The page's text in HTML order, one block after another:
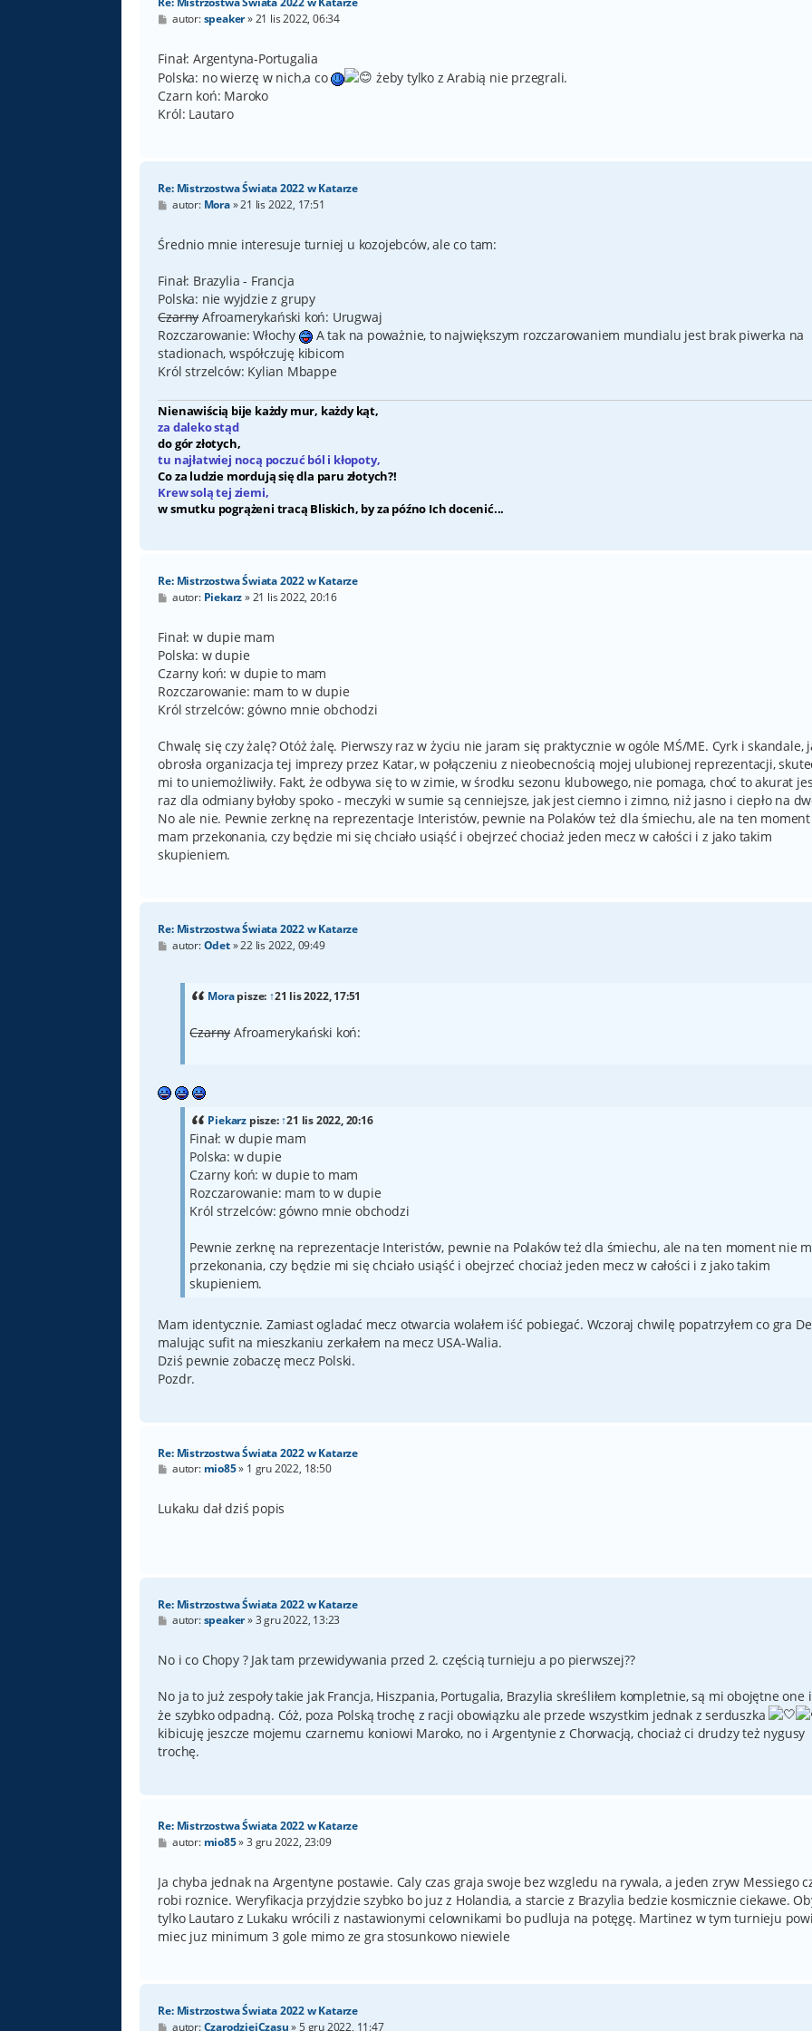
P
t
autor:speaker»21 lis 2022, 06:34
Finał: Argentyna-Portugalia
Polska: no wierzę w nich,a co
żeby tylko z Arabią nie przegrali.
Czarn koń: Maroko
Król: Lautaro
Re: Mistrzostwa Świata 2022 w Katarze
P
t
autor: Mora»21 lis 2022, 17:51
Średnio mnie interesuje turniej u kozojebców, ale co tam:
Finał: Brazylia - Francja
Polska: nie wyjdzie z grupy
CzarnyAfroamerykański koń: Urugwaj
Rozczarowanie: Włochy
A tak na poważnie, to największym rozczarowaniem mundialu jest brak piwerka na
stadionach, współczuję kibicom
Król strzelców: Kylian Mbappe
Nienawiścią bije każdy mur, każdy kąt,
za daleko stąd
do gór złotych,
tu najłatwiej nocą poczuć ból i kłopoty,
Co za ludzie mordują się dla paru złotych?!
Krew solą tej ziemi,
w smutku pogrążeni tracą Bliskich, by za późno Ich docenić...
Re: Mistrzostwa Świata 2022 w Katarze
P
t
autor: Piekarz»21 lis 2022, 20:16
Finał: w dupie mam
Polska: w dupie
Czarny koń: w dupie to mam
Rozczarowanie: mam to w dupie
Król strzelców: gówno mnie obchodzi
Chwalę się czy żalę? Otóż żalę. Pierwszy raz w życiu nie jaram się praktycznie w ogóle MŚ/ME. Cyrk i skandale,
obrosła organizacja tej imprezy przez Katar, w połączeniu z nieobecnością mojej ulubionej reprezentacji,
mi to uniemożliwiły. Fakt, że odbywa się to w zimie, w środku sezonu klubowego, nie pomaga, choć to akurat
raz dla odmiany byłoby spoko - meczyki w sumie są cenniejsze, jak jest ciemno i zimno, niż jasno i ciepło na
No ale nie. Pewnie zerknę na reprezentacje Interistów, pewnie na Polaków też dla śmiechu, ale na ten
mam przekonania, czy będzie mi się chciało usiąść i obejrzeć chociaż jeden mecz w całości i z jako takim
skupieniem.
Re: Mistrzostwa Świata 2022 w Katarze
Pautor:Odet»22 lis 2022, 09:49
Morapisze: ↑21 lis 2022, 17:51
CzarnyAfroamerykański koń:
Piekarz pisze:↑21 lis 2022, 20:16
Finał: w dupie mam
Polska: w dupie
Czarny koń: w dupie to mam
Rozczarowanie: mam to w dupie
Król strzelców: gówno mnie obchodzi
Pewnie zerknę na reprezentacje Interistów, pewnie na Polaków też dla śmiechu, ale na ten moment nie
przekonania, czy będzie mi się chciało usiąść i obejrzeć chociaż jeden mecz w całości i z jako takim
skupieniem.
Mam identycznie. Zamiast ogladać mecz otwarcia wolałem iść pobiegać. Wczoraj chwilę popatrzyłem co gra
malując sufit na mieszkaniu zerkałem na mecz USA-Walia.
Dziś pewnie zobaczę mecz Polski.
Pozdr.
Re: Mistrzostwa Świata 2022 w Katarze
P
t
autor: mio85» 1 gru 2022, 18:50
Lukaku dał dziś popis
Re: Mistrzostwa Świata 2022 w Katarze
P
t
autor:speaker»3 gru 2022, 13:23
No i co Chopy ? Jak tam przewidywania przed 2. częścią turnieju a po pierwszej??
No ja to już zespoły takie jak Francja, Hiszpania, Portugalia, Brazylia skreśliłem kompletnie, są mi obojętne one
że szybko odpadną. Cóż, poza Polską trochę z racji obowiązku ale przede wszystkim jednak z serduszka
kibicuję jeszcze mojemu czarnemu koniowi Maroko, no i Argentynie z Chorwacją, chociaż ci drudzy też nygusy
trochę.
Re: Mistrzostwa Świata 2022 w Katarze
P
t
autor: mio85»3 gru 2022, 23:09
Ja chyba jednak na Argentyne postawie. Caly czas graja swoje bez wzgledu na rywala, a jeden zryw Messiego
robi roznice. Weryfikacja przyjdzie szybko bo juz z Holandia, a starcie z Brazylia bedzie kosmicznie ciekawe.
tylko Lautaro z Lukaku wrócili z nastawionymi celownikami bo pudluja na potęgę. Martinez w tym turnieju
miec juz minimum 3 gole mimo ze gra stosunkowo niewiele
Re: Mistrzostwa Świata 2022 w Katarze
Pautor:CzarodziejCzasu»5 gru 2022, 11:47